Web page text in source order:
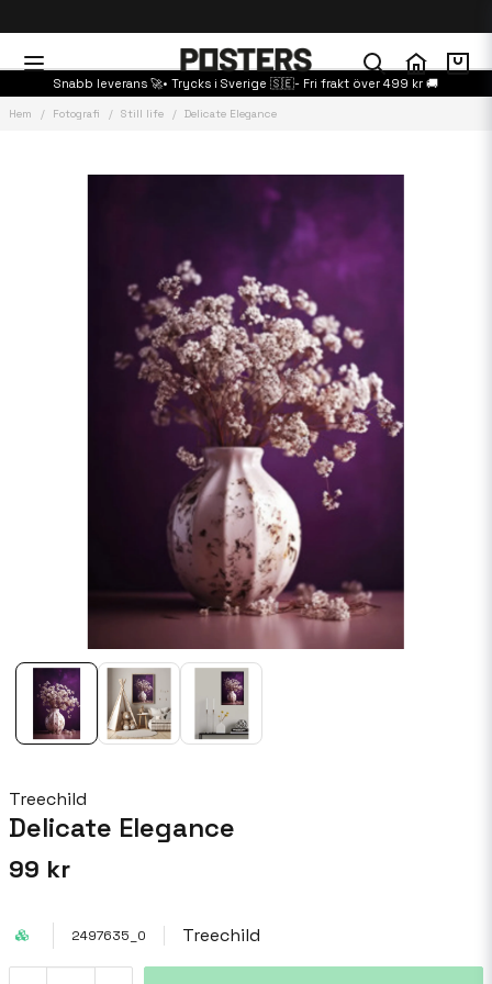
Snabb leverans 🚀• Trycks i Sverige 🇸🇪- Fri frakt över 499 kr 🚚
Hem Fotografi Still life Delicate Elegance
Treechild
Delicate Elegance
99 kr
2497635_0 Treechild